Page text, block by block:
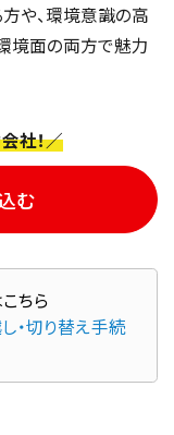
や、環境意識の高
境面の両方で魅力
社！／
む
・切り替え手続